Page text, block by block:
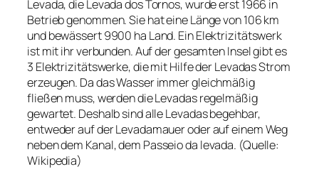
Levada, die Levada dos Tornos, wurde erst 1966 in
Betrieb genommen. Sie hat eine Länge von 106 km
und bewässert 9900 ha Land. Ein Elektrizitätswerk
ist mit ihr verbunden. Auf der gesamten Insel gibt es
3 Elektrizitätswerke, die mit Hilfe der Levadas Strom
erzeugen. Da das Wasser immer gleichmäßig
fließen muss, werden die Levadas regelmäßig
gewartet. Deshalb sind alle Levadas begehbar,
entweder auf der Levadamauer oder auf einem Weg
neben dem Kanal, dem Passeio da levada. (Quelle:
Wikipedia)